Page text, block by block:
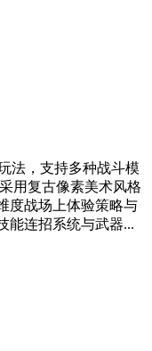
法，支持多种战斗模
用复古像素美术风格
度战场上体验策略与
能连招系统与武器...